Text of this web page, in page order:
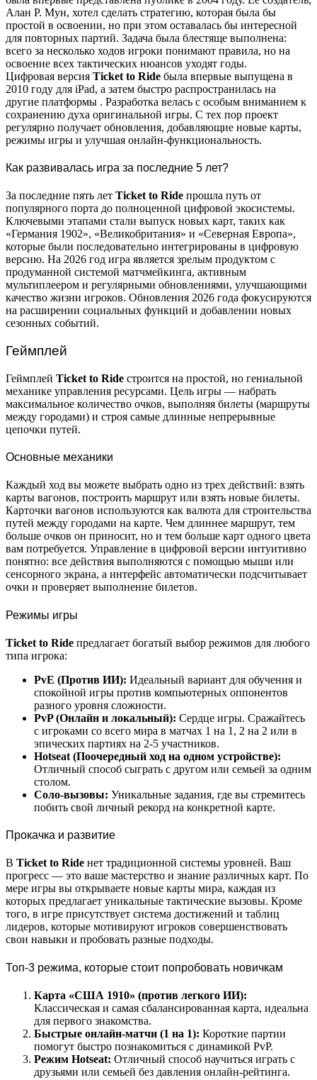
Алан Р. Мун, хотел сделать стратегию, которая была бы
простой в освоении, но при этом оставалась бы интересной
для повторных партий. Задача была блестяще выполнена:
всего за несколько ходов игроки понимают правила, но на
освоение всех тактических нюансов уходят годы.
Цифровая версия Ticket to Ride была впервые выпущена в
2010 году для iPad, а затем быстро распространилась на
другие платформы . Разработка велась с особым вниманием к
сохранению духа оригинальной игры. С тех пор проект
регулярно получает обновления, добавляющие новые карты,
режимы игры и улучшая онлайн-функциональность.
Как развивалась игра за последние 5 лет?
За последние пять лет Ticket to Ride прошла путь от
популярного порта до полноценной цифровой экосистемы.
Ключевыми этапами стали выпуск новых карт, таких как
«Германия 1902», «Великобритания» и «Северная Европа»,
которые были последовательно интегрированы в цифровую
версию. На 2026 год игра является зрелым продуктом с
продуманной системой матчмейкинга, активным
мультиплеером и регулярными обновлениями, улучшающими
качество жизни игроков. Обновления 2026 года фокусируются
на расширении социальных функций и добавлении новых
сезонных событий.
Геймплей
Геймплей Ticket to Ride строится на простой, но гениальной
механике управления ресурсами. Цель игры — набрать
максимальное количество очков, выполняя билеты (маршруты
между городами) и строя самые длинные непрерывные
цепочки путей.
Основные механики
Каждый ход вы можете выбрать одно из трех действий: взять
карты вагонов, построить маршрут или взять новые билеты.
Карточки вагонов используются как валюта для строительства
путей между городами на карте. Чем длиннее маршрут, тем
больше очков он приносит, но и тем больше карт одного цвета
вам потребуется. Управление в цифровой версии интуитивно
понятно: все действия выполняются с помощью мыши или
сенсорного экрана, а интерфейс автоматически подсчитывает
очки и проверяет выполнение билетов.
Режимы игры
Ticket to Ride предлагает богатый выбор режимов для любого
типа игрока:
PvE (Против ИИ): Идеальный вариант для обучения и
спокойной игры против компьютерных оппонентов
разного уровня сложности.
PvP (Онлайн и локальный): Сердце игры. Сражайтесь
с игроками со всего мира в матчах 1 на 1, 2 на 2 или в
эпических партиях на 2-5 участников.
Hotseat (Поочередный ход на одном устройстве):
Отличный способ сыграть с другом или семьей за одним
столом.
Соло-вызовы: Уникальные задания, где вы стремитесь
побить свой личный рекорд на конкретной карте.
Прокачка и развитие
В Ticket to Ride нет традиционной системы уровней. Ваш
прогресс — это ваше мастерство и знание различных карт. По
мере игры вы открываете новые карты мира, каждая из
которых предлагает уникальные тактические вызовы. Кроме
того, в игре присутствует система достижений и таблиц
лидеров, которые мотивируют игроков совершенствовать
свои навыки и пробовать разные подходы.
Топ-3 режима, которые стоит попробовать новичкам
Карта «США 1910» (против легкого ИИ):
Классическая и самая сбалансированная карта, идеальна
для первого знакомства.
Быстрые онлайн-матчи (1 на 1): Короткие партии
помогут быстро познакомиться с динамикой PvP.
Режим Hotseat: Отличный способ научиться играть с
друзьями или семьей без давления онлайн-рейтинга.